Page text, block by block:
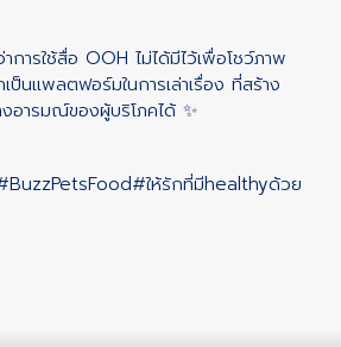
การใช้สื่อ OOH ไม่ได้มีไว้เพื่อโชว์ภาพ
ป็นแพลตฟอร์มในการเล่าเรื่อง ที่สร้าง
ารมณ์ของผู้บริโภคได้ ✨
#ให้รักที่มีhealthyด้วย